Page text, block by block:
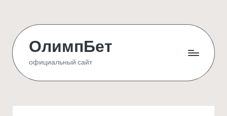
content
ОлимпБет
официальный сайт